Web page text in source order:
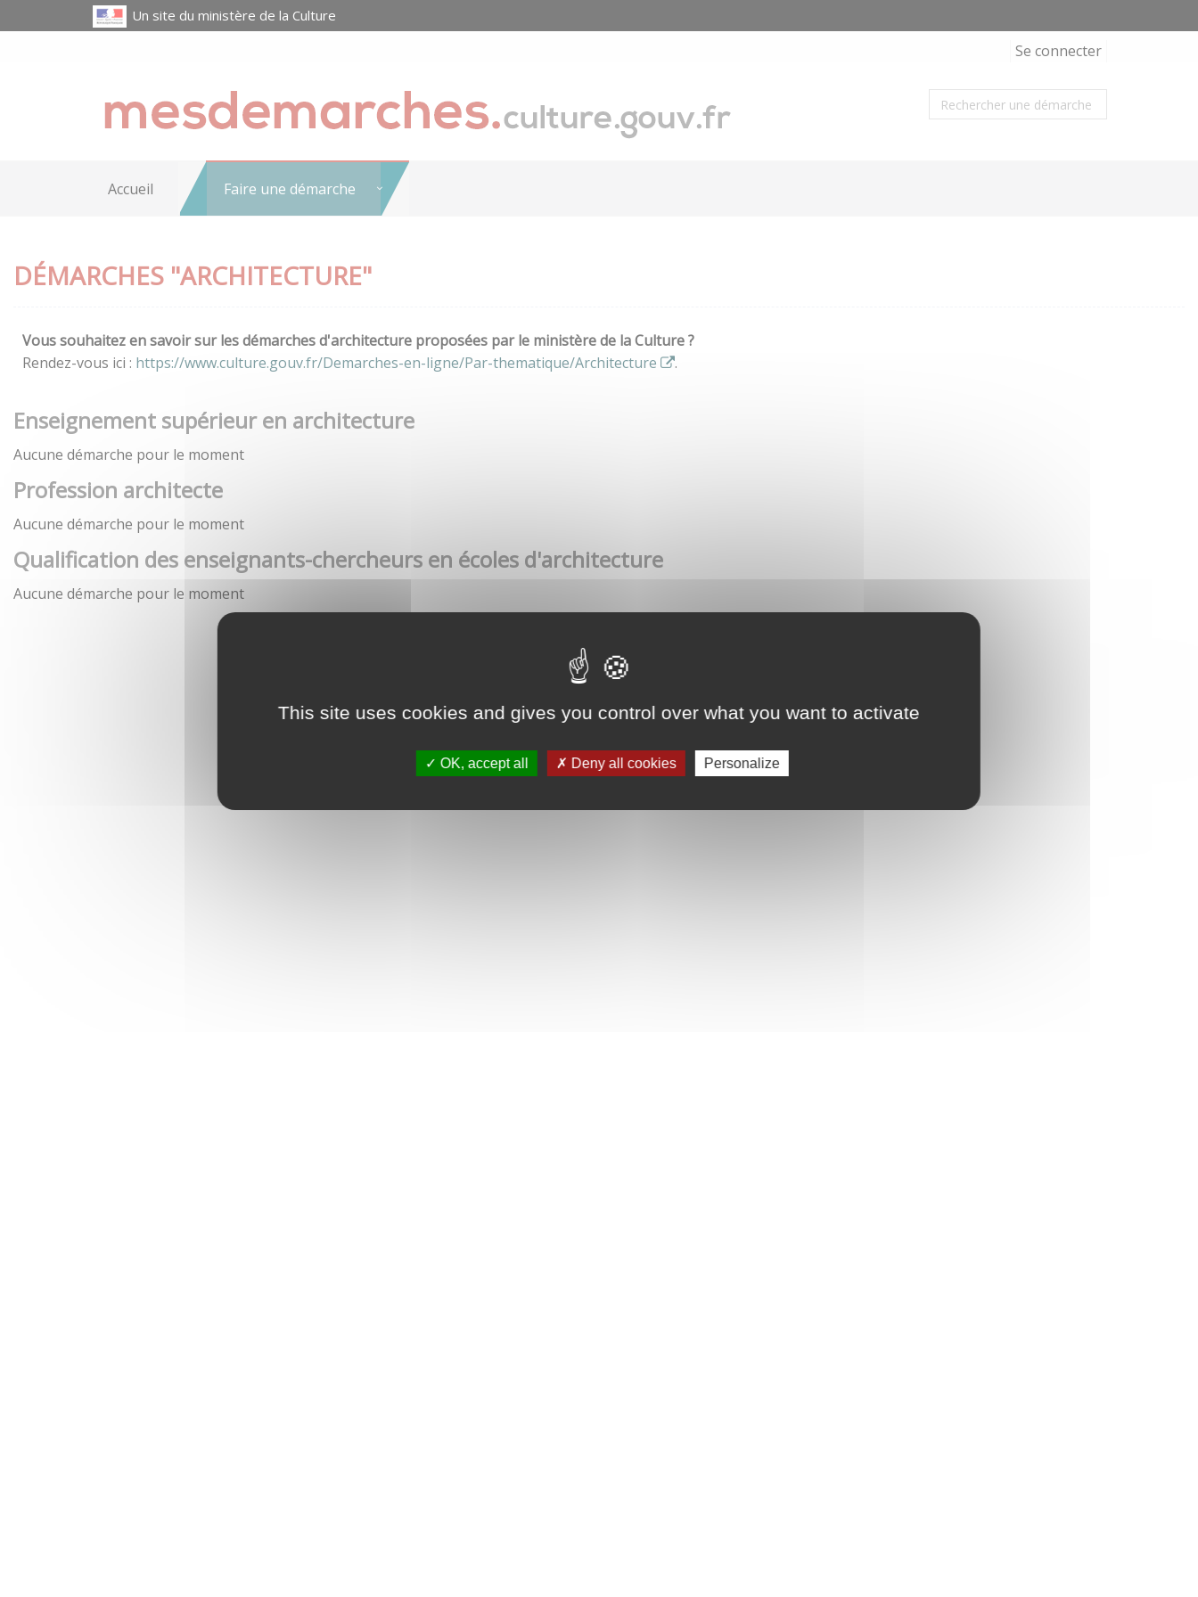
This site uses cookies and gives you control over what you want to activate
OK, accept all Deny all cookies Personalize
Un site du ministère de la Culture
Se connecter
Accueil Faire une démarche
DÉMARCHES "ARCHITECTURE"
Vous souhaitez en savoir sur les démarches d'architecture proposées par le ministère de la Culture ?
Rendez-vous ici : https://www.culture.gouv.fr/Demarches-en-ligne/Par-thematique/Architecture .
Enseignement supérieur en architecture
Aucune démarche pour le moment
Profession architecte
Aucune démarche pour le moment
Qualification des enseignants-chercheurs en écoles d'architecture
Aucune démarche pour le moment